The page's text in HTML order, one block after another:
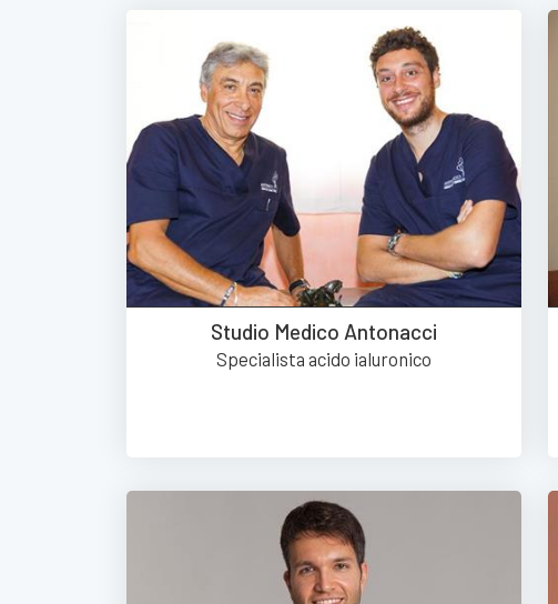
Studio Medico Antonacci
Specialista acido ialuronico